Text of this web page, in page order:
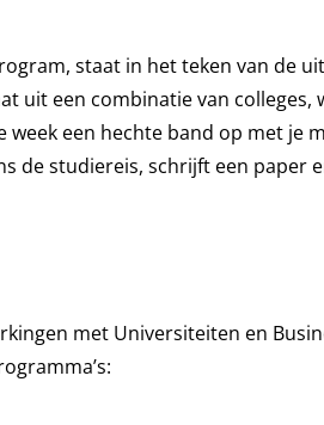
staat in het teken van de
uit een combinatie van
een hechte band op met je
de studiereis, schrijft een paper
met Universiteiten en